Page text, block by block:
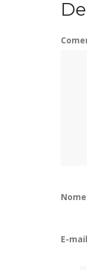
Nome
E-mail